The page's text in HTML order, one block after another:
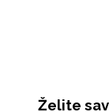
Želite